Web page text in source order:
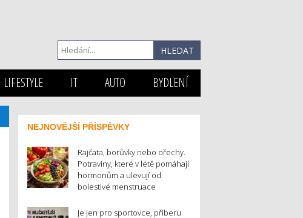
LIFESTYLE IT AUTO BYDLENÍ
NEJNOVĚJŠÍ PŘÍSPĚVKY
Rajčata, borůvky nebo ořechy.
Potraviny, které v létě pomáhají
hormonům a ulevují od
bolestivé menstruace
Je jen pro sportovce, přiberu